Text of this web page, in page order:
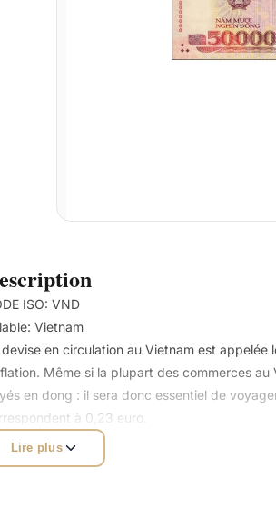
ISO: VND
Vietnam
devise en circulation au Vietnam est
Même si la plupart des commerces
en dong : il sera donc essentiel de
à 0,23 euro.
Lire plus